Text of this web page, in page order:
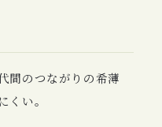
間のつながりの希薄
い。